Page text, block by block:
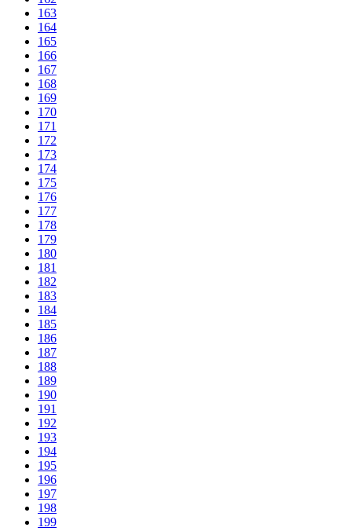
163
164
165
166
167
168
169
170
171
172
173
174
175
176
177
178
179
180
181
182
183
184
185
186
187
188
189
190
191
192
193
194
195
196
197
198
199